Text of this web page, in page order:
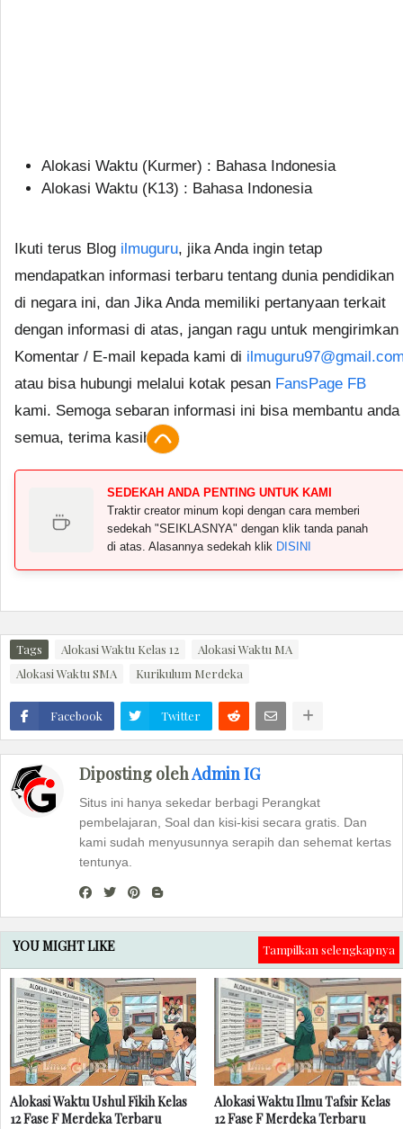
Alokasi Waktu (Kurmer) : Bahasa Indonesia
Alokasi Waktu (K13) : Bahasa Indonesia
Ikuti terus Blog ilmuguru, jika Anda ingin tetap
mendapatkan informasi terbaru tentang dunia pendidikan
di negara ini, dan Jika Anda memiliki pertanyaan terkait
dengan informasi di atas, jangan ragu untuk mengirimkan
Komentar / E-mail kepada kami di
atau bisa hubungi melalui kotak pesan FansPage FB
kami. Semoga sebaran informasi ini bisa membantu anda
semua, terima kasih.
SEDEKAH ANDA PENTING UNTUK KAMI
Traktir creator minum kopi dengan cara memberi
sedekah "SEIKLASNYA" dengan klik tanda panah
di atas. Alasannya sedekah klik DISINI
Tags Alokasi Waktu Kelas 12
Alokasi Waktu MA
Alokasi Waktu SMA
Kurikulum Merdeka
Facebook Twitter
Diposting olehAdmin IG
Situs ini hanya sekedar berbagi Perangkat
pembelajaran, Soal dan kisi-kisi secara gratis. Dan
kami sudah menyusunnya serapih dan sehemat kertas
tentunya.
YOU MIGHT LIKE Tampilkan selengkapnya
Alokasi Waktu Ushul Fikih Kelas
12 Fase F Merdeka Terbaru
Alokasi Waktu Ilmu Tafsir Kelas
12 Fase F Merdeka Terbaru